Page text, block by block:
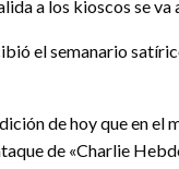
a los kioscos se
el semanario
de hoy que en
de «Charlie